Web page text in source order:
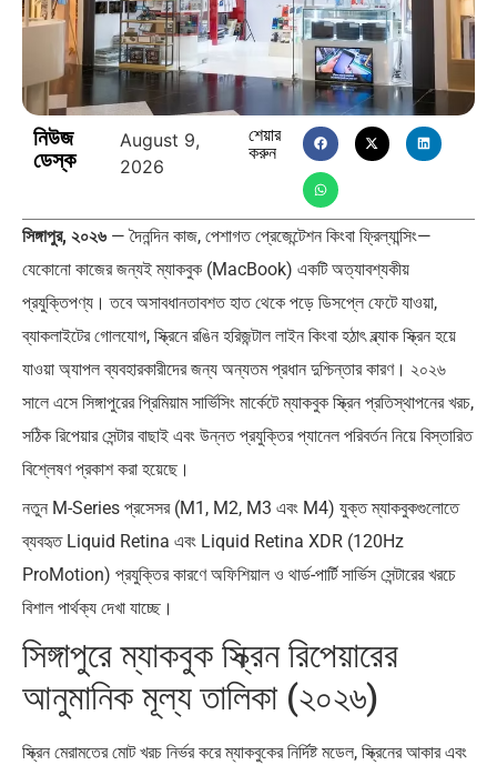
পৃথিবীতে বর্তমানে মোট দেশের সংখ্যা…
এশিয়ান সেঞ্চুরির দ্বৈরথ: চীন-ভারতের
বৈশ্বিক…
নিউজ
ডেস্ক
August 9,
2026
শেয়ার
করুন
সিঙ্গাপুর, ২০২৬ — দৈনন্দিন কাজ, পেশাগত প্রেজেন্টেশন কিংবা ফ্রিল্যান্সিং—
যেকোনো কাজের জন্যই ম্যাকবুক (MacBook) একটি অত্যাবশ্যকীয়
প্রযুক্তিপণ্য। তবে অসাবধানতাবশত হাত থেকে পড়ে ডিসপ্লে ফেটে যাওয়া,
ব্যাকলাইটের গোলযোগ, স্ক্রিনে রঙিন হরিজন্টাল লাইন কিংবা হঠাৎ ব্ল্যাক স্ক্রিন হয়ে
যাওয়া অ্যাপল ব্যবহারকারীদের জন্য অন্যতম প্রধান দুশ্চিন্তার কারণ। ২০২৬
সালে এসে সিঙ্গাপুরের প্রিমিয়াম সার্ভিসিং মার্কেটে ম্যাকবুক স্ক্রিন প্রতিস্থাপনের খরচ,
সঠিক রিপেয়ার সেন্টার বাছাই এবং উন্নত প্রযুক্তির প্যানেল পরিবর্তন নিয়ে বিস্তারিত
বিশ্লেষণ প্রকাশ করা হয়েছে।
নতুন M-Series প্রসেসর (M1, M2, M3 এবং M4) যুক্ত ম্যাকবুকগুলোতে
ব্যবহৃত Liquid Retina এবং Liquid Retina XDR (120Hz
ProMotion) প্রযুক্তির কারণে অফিশিয়াল ও থার্ড-পার্টি সার্ভিস সেন্টারের খরচে
বিশাল পার্থক্য দেখা যাচ্ছে।
সিঙ্গাপুরে ম্যাকবুক স্ক্রিন রিপেয়ারের
আনুমানিক মূল্য তালিকা (২০২৬)
স্ক্রিন মেরামতের মোট খরচ নির্ভর করে ম্যাকবুকের নির্দিষ্ট মডেল, স্ক্রিনের আকার এবং